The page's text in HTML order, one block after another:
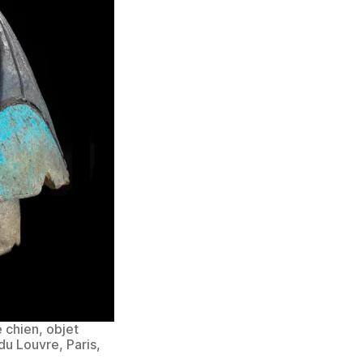
chien, objet
Louvre, Paris,